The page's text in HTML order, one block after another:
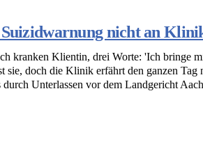
nicht an
kranken Klientin, drei Worte: 'Ich bringe
sie, doch die Klinik erfährt den ganzen
Unterlassen vor dem Landgericht